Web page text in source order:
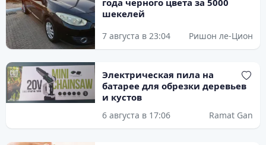
шекелей
7 августа в 23:04 Ришон ле-Цион
Электрическая пила на
батарее для обрезки деревьев
и кустов
6 августа в 17:06 Ramat Gan